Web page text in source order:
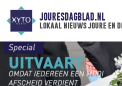
JOURESDAGBLAD.NL
lokaal nieuws joure en